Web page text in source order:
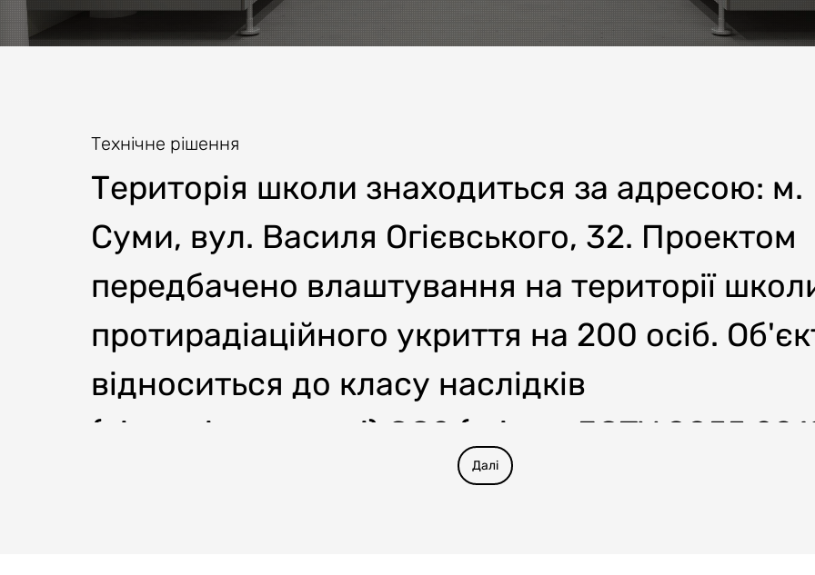
Технічне рішення
Територія школи знаходиться за адресою: м.
Суми, вул. Василя Огієвського, 32. Проектом
передбачено влаштування на території
протирадіаційного укриття на 200 осіб.
відноситься до класу наслідків
(відповідальності) СС2 (згідно ДСТУ
"Визначення класу наслідків
Далі